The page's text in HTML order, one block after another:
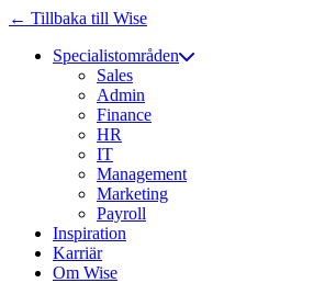
← Tillbaka till Wise
Specialistområden
Sales
Admin
Finance
HR
IT
Management
Marketing
Payroll
Inspiration
Karriär
Om Wise